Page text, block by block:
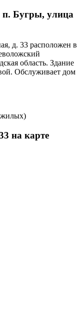
Бугры, улица
д. 33 расположен в
область. Здание
Обслуживает дом
на карте